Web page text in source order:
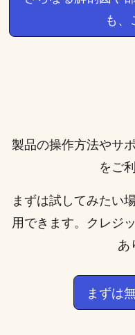
も、
製品の操作方法やサ
をご
まずは試してみたい
用できます。クレジ
あ
まずは